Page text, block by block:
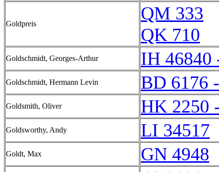
Goldpreis
QM 333
QK 710
Goldschmidt, Georges-Arthur IH 46840
Goldschmidt, Hermann Levin BD 6176
Goldsmith, Oliver HK 2250
Goldsworthy, Andy LI 34517
Goldt, Max GN 4948